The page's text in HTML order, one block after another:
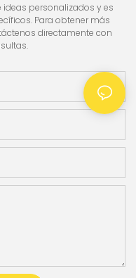
personalizados y es
Para obtener más
directamente con